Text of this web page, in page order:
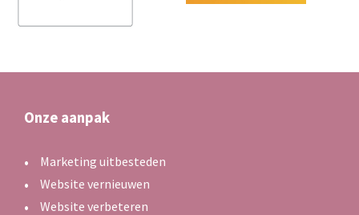
Onze aanpak
Marketing uitbesteden
Website vernieuwen
Website verbeteren